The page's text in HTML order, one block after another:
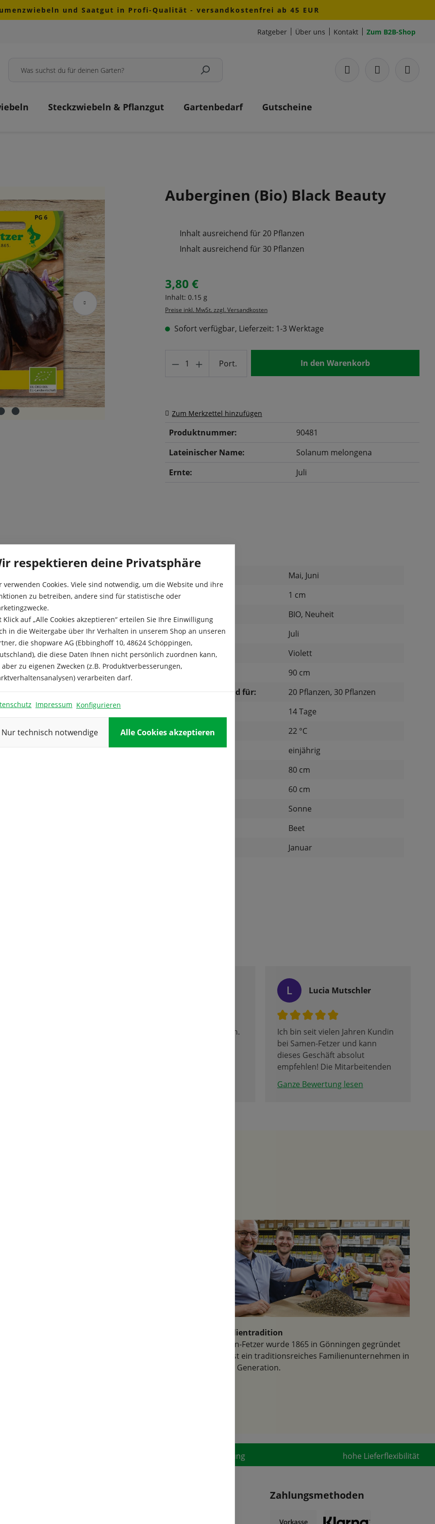
und Saatgut in Profi-Qualität - versandkostenfrei ab 45 EUR
Ratgeber Über uns Kontakt Zum B2B-Shop
Steckzwiebeln & Pflanzgut Gartenbedarf Gutscheine
Auberginen (Bio) Black Beauty
Inhalt ausreichend für 20 Pflanzen
Inhalt ausreichend für 30 Pflanzen
Regulärer Preis:
3,80 €
Inhalt: 0.15 g
Preise inkl. MwSt. zzgl. Versandkosten
Sofort verfügbar, Lieferzeit: 1-3 Werktage
Produkt Anzahl: Gib den gewünschten Wert ein
Port. In den Warenkorb
Zum Merkzettel hinzufügen
Produktnummer:
90481
Lateinischer Name:
Solanum melongena
Ernte:
Juli
von bis zu 600 g
Erträge.
Mai, Juni
Aussaattiefe:
1 cm
Besonderheit:
BIO, Neuheit
Ernte:
Juli
Farbe:
Violett
Höhe:
90 cm
Inhalt ausreichend für:
20 Pflanzen, 30 Pflanzen
14 Tage
Keimtemperatur:
22 °C
Kulturdauer:
einjährig
80 cm
60 cm
Sonne
Beet
Januar
und kompetenter
Qualität und
freuen uns auf die
lesen
Sehr engagiertes Unternehmen.
L Lucia Mutschler
Ich bin seit vielen Jahren Kundin
bei Samen-Fetzer und kann
dieses Geschäft absolut
empfehlen! Die Mitarbeitenden
sind immer total freundlich und
beraten sehr kompetent!
Ganze Bewertung lesen
6. Generation
Familientradition
Samen-Fetzer wurde 1865 in Gönningen gegründet
und ist ein traditionsreiches Familienunternehmen in
der 6. Generation.
Service langjährige Branchenerfahrung hohe Lieferflexibilität
erreichbar unter:
Zahlungsmethoden
respektieren deine Privatsphäre
verwenden Cookies. Viele sind notwendig, um die Website und ihre
zu betreiben, andere sind für statistische oder
Klick auf „Alle Cookies akzeptieren“ erteilen Sie Ihre Einwilligung
in die Weitergabe über Ihr Verhalten in unserem Shop an unseren
die shopware AG (Ebbinghoff 10, 48624 Schöppingen,
die diese Daten Ihnen nicht persönlich zuordnen kann,
aber zu eigenen Zwecken (z.B. Produktverbesserungen,
verarbeiten darf.
Impressum Konfigurieren
Nur technisch notwendige Alle Cookies akzeptieren